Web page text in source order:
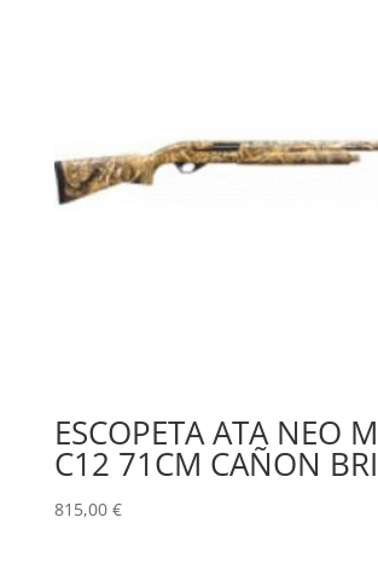
ESCOPETA ATA NEO
C12 71CM CAÑON
815,00 €